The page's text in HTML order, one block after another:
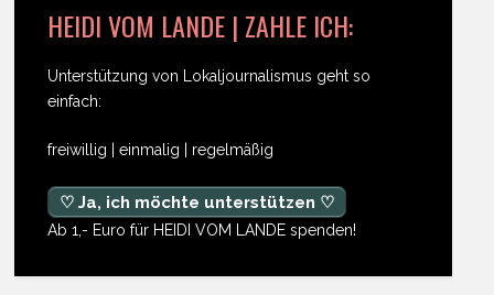
HEIDI VOM LANDE | ZAHLE ICH:
Unterstützung von Lokaljournalismus geht so
einfach:
freiwillig | einmalig | regelmäßig
♡ Ja, ich möchte unterstützen ♡
Ab 1,- Euro für HEIDI VOM LANDE spenden!